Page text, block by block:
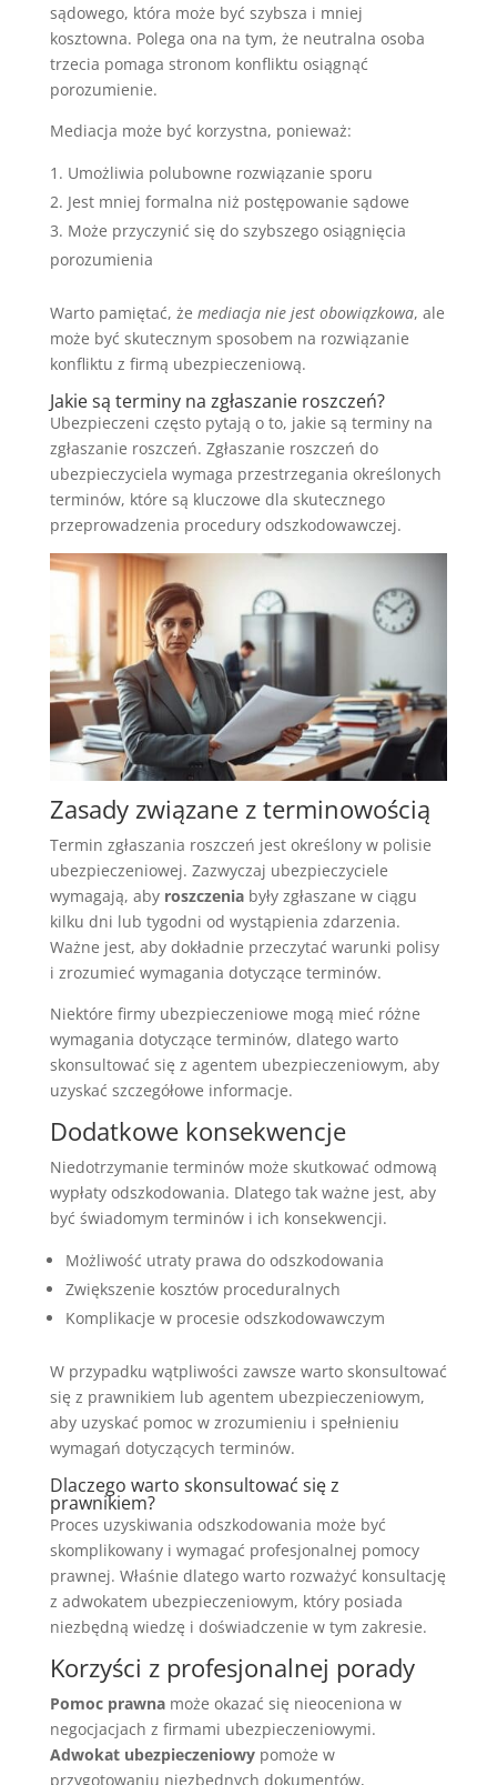
sądowego, która może być szybsza i mniej
kosztowna. Polega ona na tym, że neutralna osoba
trzecia pomaga stronom konfliktu osiągnąć
porozumienie.
Mediacja może być korzystna, ponieważ:
Umożliwia polubowne rozwiązanie sporu
Jest mniej formalna niż postępowanie sądowe
Może przyczynić się do szybszego osiągnięcia
porozumienia
Warto pamiętać, że mediacja nie jest obowiązkowa, ale
może być skutecznym sposobem na rozwiązanie
konfliktu z firmą ubezpieczeniową.
Jakie są terminy na zgłaszanie roszczeń?
Ubezpieczeni często pytają o to, jakie są terminy na
zgłaszanie roszczeń. Zgłaszanie roszczeń do
ubezpieczyciela wymaga przestrzegania określonych
terminów, które są kluczowe dla skutecznego
przeprowadzenia procedury odszkodowawczej.
Zasady związane z terminowością
Termin zgłaszania roszczeń jest określony w polisie
ubezpieczeniowej. Zazwyczaj ubezpieczyciele
wymagają, aby roszczeniabyły zgłaszane w ciągu
kilku dni lub tygodni od wystąpienia zdarzenia.
Ważne jest, aby dokładnie przeczytać warunki polisy
i zrozumieć wymagania dotyczące terminów.
Niektóre firmy ubezpieczeniowe mogą mieć różne
wymagania dotyczące terminów, dlatego warto
skonsultować się z agentem ubezpieczeniowym, aby
uzyskać szczegółowe informacje.
Dodatkowe konsekwencje
Niedotrzymanie terminów może skutkować odmową
wypłaty odszkodowania. Dlatego tak ważne jest, aby
być świadomym terminów i ich konsekwencji.
Możliwość utraty prawa do odszkodowania
Zwiększenie kosztów proceduralnych
Komplikacje w procesie odszkodowawczym
W przypadku wątpliwości zawsze warto skonsultować
się z prawnikiem lub agentem ubezpieczeniowym,
aby uzyskać pomoc w zrozumieniu i spełnieniu
wymagań dotyczących terminów.
Dlaczego warto skonsultować się z
prawnikiem?
Proces uzyskiwania odszkodowania może być
skomplikowany i wymagać profesjonalnej pomocy
prawnej. Właśnie dlatego warto rozważyć konsultację
z adwokatem ubezpieczeniowym, który posiada
niezbędną wiedzę i doświadczenie w tym zakresie.
Korzyści z profesjonalnej porady
Pomoc prawnamoże okazać się nieoceniona w
negocjacjach z firmami ubezpieczeniowymi.
Adwokat ubezpieczeniowypomoże w
przygotowaniu niezbędnych dokumentów,